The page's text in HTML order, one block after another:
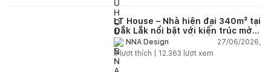
LT House – Nhà hiện đại 340m² tại
Đắk Lắk nổi bật với kiến trúc mở
và hệ sân vườn kết nối thiên
nhiên
NNA Design
27/06/2026,
3lượt thích | 12.363 lượt xem